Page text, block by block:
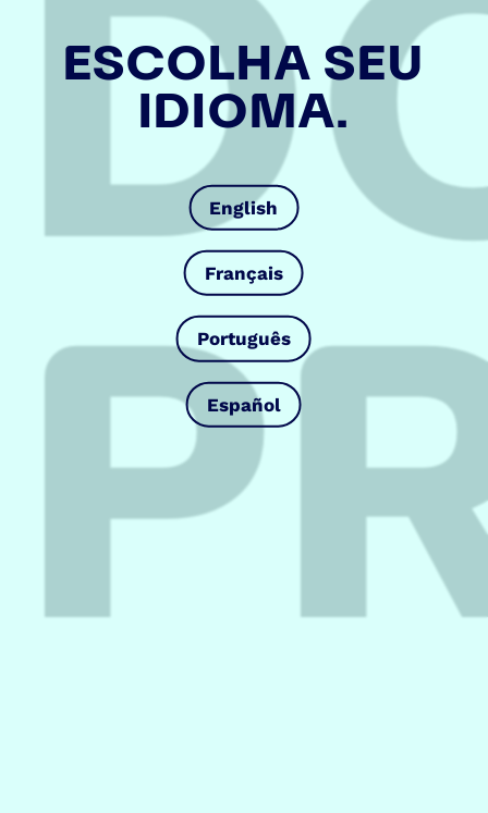
ESCOLHA SEU
IDIOMA.
English
Français
Português
Español